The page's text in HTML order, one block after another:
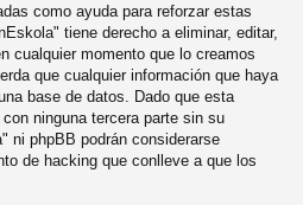
como ayuda para reforzar estas
tiene derecho a eliminar, editar,
cualquier momento que lo creamos
que cualquier información que haya
base de datos. Dado que esta
ninguna tercera parte sin su
ni phpBB podrán considerarse
de hacking que conlleve a que los